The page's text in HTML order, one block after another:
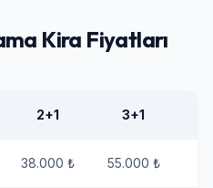
Kira Fiyatları
2+1 3+1
38.000 ₺ 55.000 ₺